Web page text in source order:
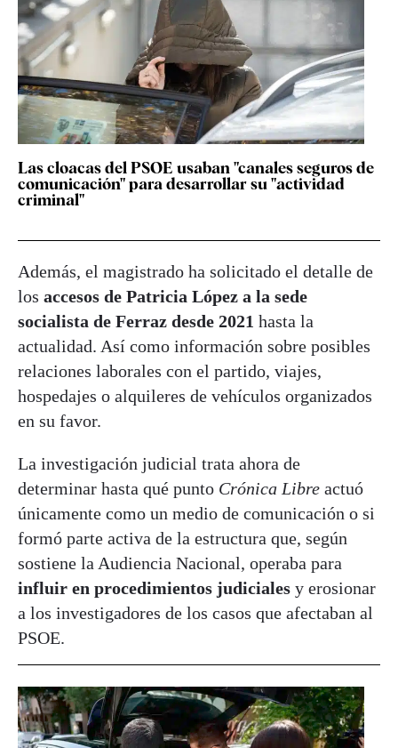
Las cloacas del PSOE usaban "canales seguros de
comunicación" para desarrollar su "actividad
criminal"
Además, el magistrado ha solicitado el detalle de
los accesos de Patricia López a la sede
socialista de Ferraz desde 2021 hasta la
actualidad. Así como información sobre posibles
relaciones laborales con el partido, viajes,
hospedajes o alquileres de vehículos organizados
en su favor.
La investigación judicial trata ahora de
determinar hasta qué punto Crónica Libre actuó
únicamente como un medio de comunicación o si
formó parte activa de la estructura que, según
sostiene la Audiencia Nacional, operaba para
influir en procedimientos judiciales y erosionar
a los investigadores de los casos que afectaban al
PSOE.